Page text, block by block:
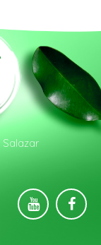
Salazar